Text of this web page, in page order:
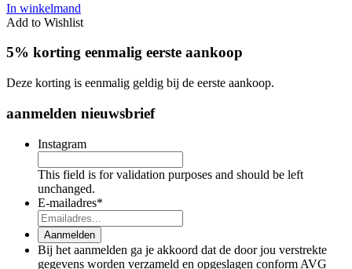
In winkelmand
Add to Wishlist
5% korting eenmalig eerste aankoop
Deze korting is eenmalig geldig bij de eerste aankoop.
aanmelden nieuwsbrief
Instagram
This field is for validation purposes and should be left
unchanged.
E-mailadres*
Aanmelden
Bij het aanmelden ga je akkoord dat de door jou verstrekte
gegevens worden verzameld en opgeslagen conform AVG